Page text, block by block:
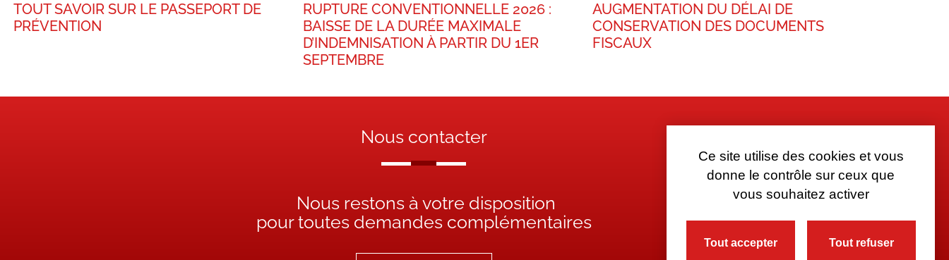
TOUT SAVOIR SUR LE PASSEPORT DE
PRÉVENTION
RUPTURE CONVENTIONNELLE 2026 :
BAISSE DE LA DURÉE MAXIMALE
D’INDEMNISATION À PARTIR DU 1ER
SEPTEMBRE
AUGMENTATION DU DÉLAI DE
CONSERVATION DES DOCUMENTS
FISCAUX
Nous contacter
Nous restons à votre disposition
pour toutes demandes complémentaires
Ce site utilise des cookies et vous
donne le contrôle sur ceux que
vous souhaitez activer
Tout accepter Tout refuser